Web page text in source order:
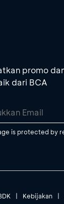
promo
dari BCA
is protected by
| Kebijakan |